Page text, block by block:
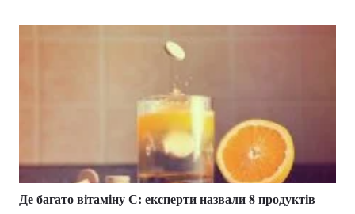
Де багато вітаміну С: експерти назвали 8 продуктів